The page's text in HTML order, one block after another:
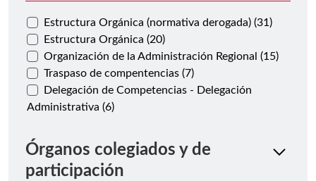
Estructura Orgánica (normativa derogada) (31)
Estructura Orgánica (20)
Organización de la Administración Regional (15)
Traspaso de compentencias (7)
Delegación de Competencias - Delegación
Administrativa (6)
Órganos colegiados y de
participación